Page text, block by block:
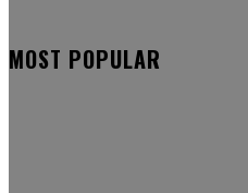
MOST POPULAR